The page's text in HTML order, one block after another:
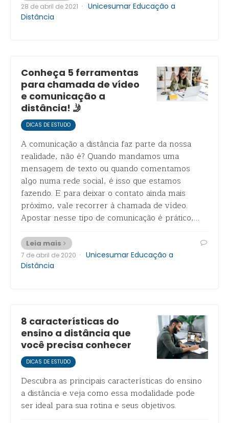
28 de abril de 2021 · Unicesumar Educação a
Distância
Conheça 5 ferramentas
para chamada de vídeo
e comunicação a
distância! 🤳
DICAS DE ESTUDO
A comunicação a distância faz parte da nossa
realidade, não é? Quando mandamos uma
mensagem de texto ou quando comentamos
algo numa rede social, é isso que estamos
fazendo. E para deixar o contato ainda mais
próximo, vale recorrer à chamada de vídeo.
Apostar nesse tipo de comunicação é prático,…
Leia mais
7 de abril de 2020 · Unicesumar Educação a
Distância
8 características do
ensino a distância que
você precisa conhecer
DICAS DE ESTUDO
Descubra as principais características do ensino
a distância e veja como essa modalidade pode
ser ideal para sua rotina e seus objetivos.